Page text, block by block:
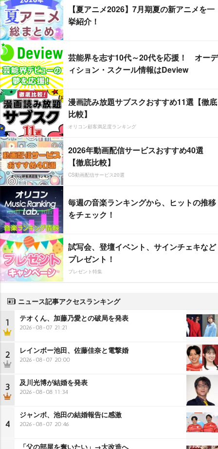
【夏アニメ2026】7月期夏の新アニメを一
挙紹介！
芸能界を志す10代～20代を応援！ オーデ
ィション・スクール情報はDeview
漫画読み放題サブスクおすすめ11選【徹底
比較】
オリコン顧客満足度ランキング
2026年動画配信サービスおすすめ40選
【徹底比較】
CS動画配信サービス20選
毎週の音楽ランキングから、ヒットの推移
をチェック！
試写会、登壇イベント、サインチェキなど
プレゼント！
プレゼント特集
ニュース記事アクセスランキング
1 テオくん、加藤乃愛との破局を発表
2026-08-07 21:21
2 レインボー池田、佐藤佳奈と電撃婚
2026-08-07 20:00
3 及川光博が結婚を発表
2026-08-08 11:34
4
ジャンボ、池田の結婚報告に感激
2026-08-07 20:46
「父の部屋を奪いたい」→大改造へ